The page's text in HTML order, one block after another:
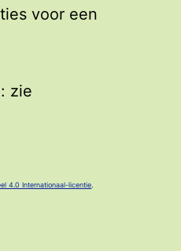
voor een
zie
4.0 Internationaal-licentie